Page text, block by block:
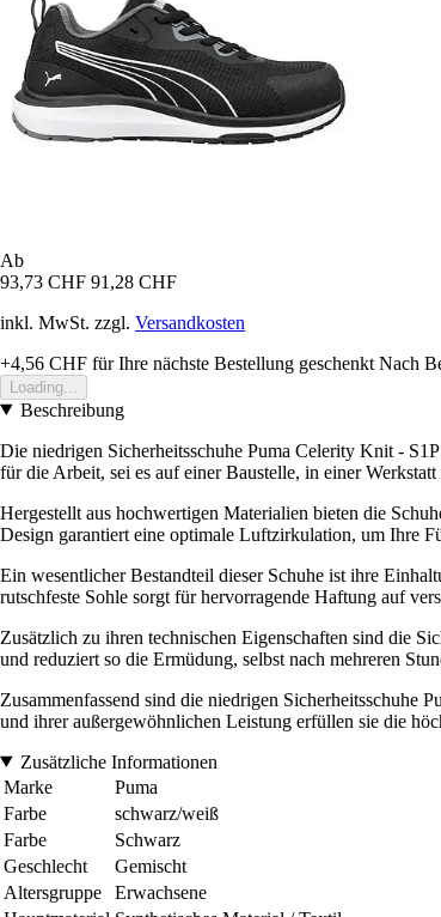
Ab
93,73 CHF 91,28 CHF
inkl. MwSt. zzgl. Versandkosten
+4,56 CHF für Ihre nächste Bestellung geschenkt Nach
Loading...
Beschreibung
Die niedrigen Sicherheitsschuhe Puma Celerity Knit -
für die Arbeit, sei es auf einer Baustelle, in einer
Hergestellt aus hochwertigen Materialien bieten die
Design garantiert eine optimale Luftzirkulation, um Ihre
Ein wesentlicher Bestandteil dieser Schuhe ist ihre
rutschfeste Sohle sorgt für hervorragende Haftung auf
Zusätzlich zu ihren technischen Eigenschaften sind die
und reduziert so die Ermüdung, selbst nach mehreren
Zusammenfassend sind die niedrigen
und ihrer außergewöhnlichen Leistung erfüllen sie die
Zusätzliche Informationen
Marke
Puma
Farbe
schwarz/weiß
Farbe
Schwarz
Geschlecht
Gemischt
Altersgruppe
Erwachsene